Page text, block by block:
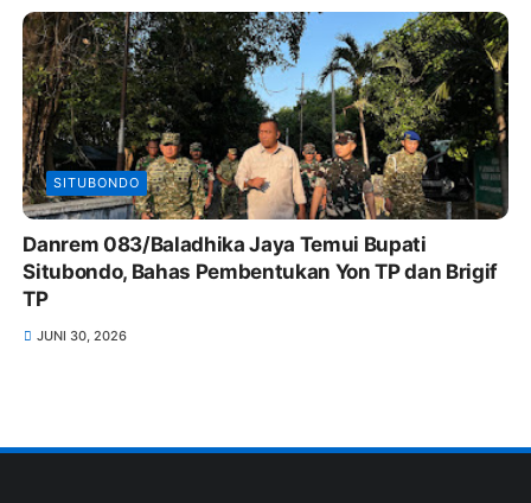
SITUBONDO
Danrem 083/Baladhika Jaya Temui Bupati
Situbondo, Bahas Pembentukan Yon TP dan Brigif
TP
JUNI 30, 2026